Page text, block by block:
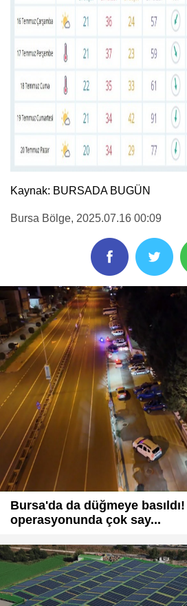
Kaynak: BURSADA BUGÜN
Bursa Bölge, 2025.07.16 00:09
Bursa'da da düğmeye
operasyonunda çok say...